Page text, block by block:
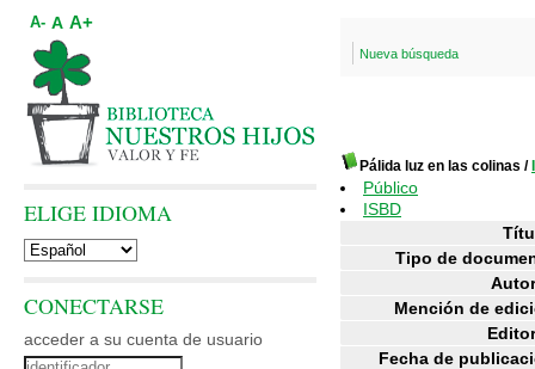
Nueva búsqueda
Pálida luz en las colinas /
Público
ISBD
Tipo de
Mención de
Fecha de
A- A A+
ELIGE IDIOMA
CONECTARSE
acceder a su cuenta de usuario